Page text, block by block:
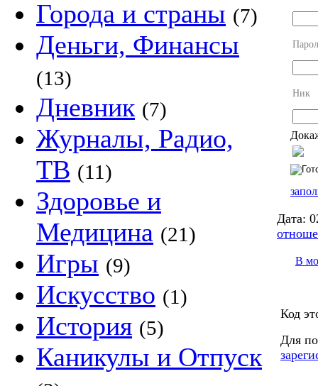
Города и страны (7)
Деньги, Финансы
(13)
Дневник (7)
Журналы, Радио,
ТВ (11)
Здоровье и
Медицина (21)
Игры (9)
Искусство (1)
История (5)
Каникулы и Отпуск
Ник
Дата:
В
Код
Для